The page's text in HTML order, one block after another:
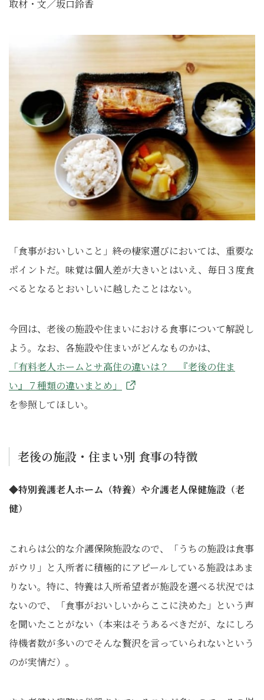
取材・文／坂口鈴香
「食事がおいしいこと」――終の棲家選びにおいては、重要な
ポイントだ。味覚は個人差が大きいとはいえ、毎日３度食
べるとなるとおいしいに越したことはない。
今回は、老後の施設や住まいにおける食事について解説し
よう。なお、各施設や住まいがどんなものかは、
「有料老人ホームとサ高住の違いは？ 『老後の住ま
い』７種類の違いまとめ」
を参照してほしい。
老後の施設・住まい別 食事の特徴
◆特別養護老人ホーム（特養）や介護老人保健施設（老
健）
これらは公的な介護保険施設なので、「うちの施設は食事
がウリ」と入所者に積極的にアピールしている施設はあま
りない。特に、特養は入所希望者が施設を選べる状況では
ないので、「食事がおいしいからここに決めた」という声
を聞いたことがない（本来はそうあるべきだが、なにしろ
待機者数が多いのでそんな贅沢を言っていられないという
のが実情だ）。